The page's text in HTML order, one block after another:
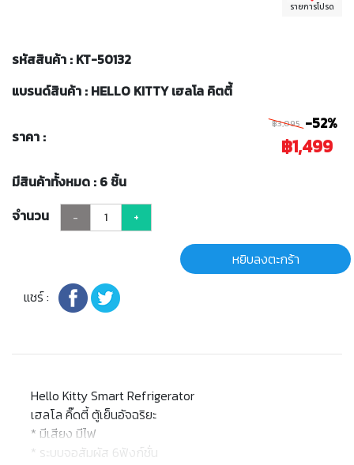
รายการโปรด
รหัสสินค้า : KT-50132
แบรนด์สินค้า : HELLO KITTY เฮลโล คิตตี้
ราคา :
฿3,095 -52%
฿1,499
มีสินค้าทั้งหมด : 6 ชิ้น
จำนวน
- +
หยิบลงตะกร้า
แชร์ :
Hello Kitty Smart Refrigerator
เฮลโล คิ๊ดตี้ ตู้เย็นอัจฉริยะ
* มีเสียง มีไฟ
* ระบบจอสัมผัส 6ฟังก์ชั่น